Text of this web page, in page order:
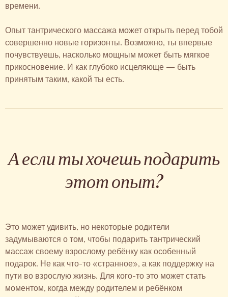
времени.
Опыт тантрического массажа может открыть перед тобой
совершенно новые горизонты. Возможно, ты впервые
почувствуешь, насколько мощным может быть мягкое
прикосновение. И как глубоко исцеляюще — быть
принятым таким, какой ты есть.
А если ты хочешь подарить
этот опыт?
Это может удивить, но некоторые родители
задумываются о том, чтобы подарить тантрический
массаж своему взрослому ребёнку как особенный
подарок. Не как что-то «странное», а как поддержку на
пути во взрослую жизнь. Для кого-то это может стать
моментом, когда между родителем и ребёнком